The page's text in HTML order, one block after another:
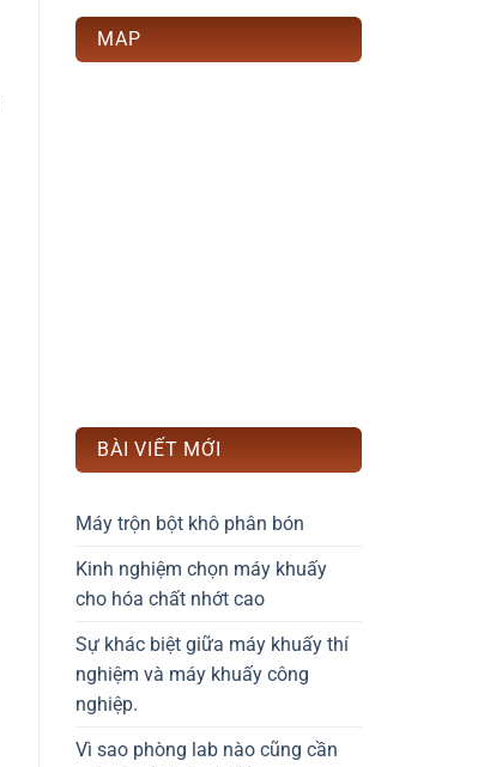
MAP
BÀI VIẾT MỚI
Máy trộn bột khô phân bón
Kinh nghiệm chọn máy khuấy
cho hóa chất nhớt cao
Sự khác biệt giữa máy khuấy thí
nghiệm và máy khuấy công
nghiệp.
Vì sao phòng lab nào cũng cần